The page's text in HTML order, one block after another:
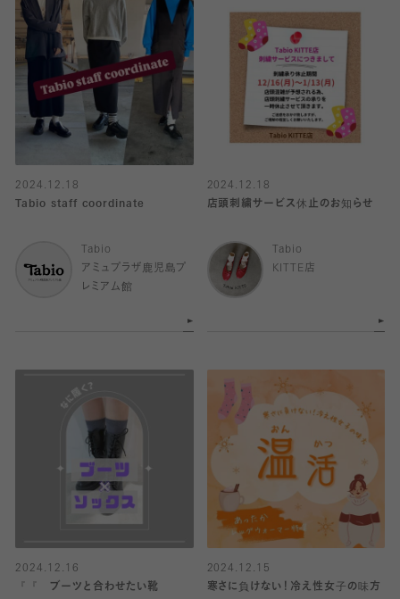
2024.12.18
Tabio staff coordinate
Tabio
アミュプラザ鹿児島プ
レミアム館
2024.12.18
店頭刺繍サービス休止のお知らせ
Tabio
KITTE店
2024.12.16
『『 ブーツと合わせたい靴
2024.12.15
寒さに負けない！冷え性女子の味方